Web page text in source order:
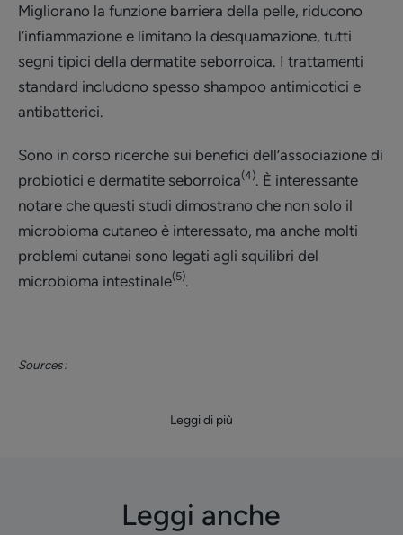
Migliorano la funzione barriera della pelle, riducono
l’infiammazione e limitano la desquamazione, tutti
segni tipici della dermatite seborroica. I trattamenti
standard includono spesso shampoo antimicotici e
antibatterici.
Sono in corso ricerche sui benefici dell’associazione di
probiotici e dermatite seborroica(4). È interessante
notare che questi studi dimostrano che non solo il
microbioma cutaneo è interessato, ma anche molti
problemi cutanei sono legati agli squilibri del
microbioma intestinale(5).
Sources :
Leggi di più
Leggi anche